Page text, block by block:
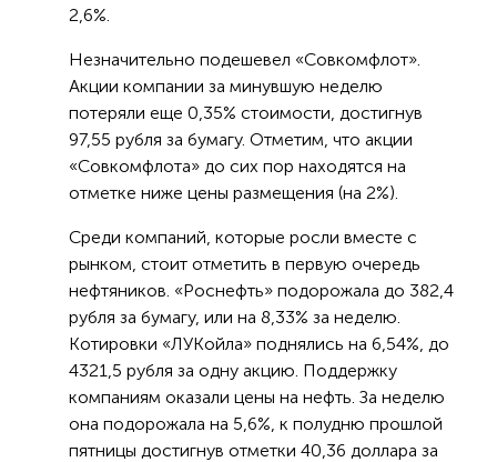
2,6%.
Незначительно подешевел «Совкомфлот».
Акции компании за минувшую неделю
потеряли еще 0,35% стоимости, достигнув
97,55 рубля за бумагу. Отметим, что акции
«Совкомфлота» до сих пор находятся на
отметке ниже цены размещения (на 2%).
Среди компаний, которые росли вместе с
рынком, стоит отметить в первую очередь
нефтяников. «Роснефть» подорожала до 382,4
рубля за бумагу, или на 8,33% за неделю.
Котировки «ЛУКойла» поднялись на 6,54%, до
4321,5 рубля за одну акцию. Поддержку
компаниям оказали цены на нефть. За неделю
она подорожала на 5,6%, к полудню прошлой
пятницы достигнув отметки 40,36 доллара за